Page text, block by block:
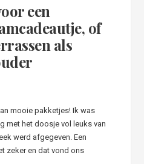
een
of
als
mooie pakketjes! Ik was
met het doosje vol leuks van
werd afgegeven. Een
zeker en dat vond ons